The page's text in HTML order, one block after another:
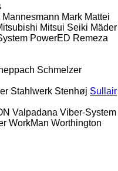
Mannesmann Mark Mattei
Mitsui Seiki Mäder
PowerED Remeza
Schmelzer
Stahlwerk Stenhøj Sullair
Valpadana Viber-System
WorkMan Worthington